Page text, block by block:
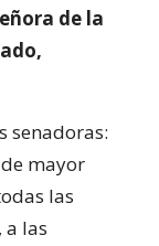
de la
senadoras:
mayor
las
a las